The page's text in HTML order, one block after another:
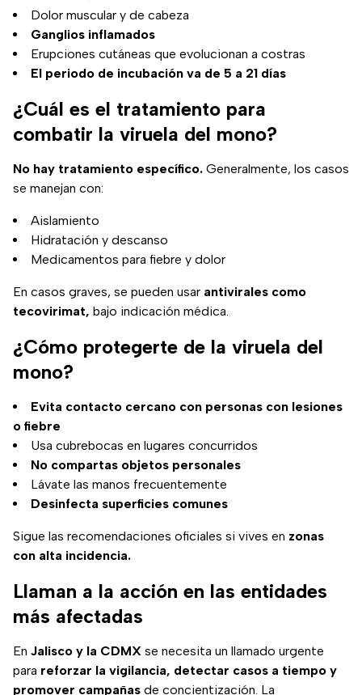
Dolor muscular y de cabeza
Ganglios inflamados
Erupciones cutáneas que evolucionan a costras
El periodo de incubación va de 5 a 21 días
¿Cuál es el tratamiento para
combatir la viruela del mono?
No hay tratamiento específico. Generalmente, los casos
se manejan con:
Aislamiento
Hidratación y descanso
Medicamentos para fiebre y dolor
En casos graves, se pueden usar antivirales como
tecovirimat, bajo indicación médica.
¿Cómo protegerte de la viruela del
mono?
Evita contacto cercano con personas con lesiones
o fiebre
Usa cubrebocas en lugares concurridos
No compartas objetos personales
Lávate las manos frecuentemente
Desinfecta superficies comunes
Sigue las recomendaciones oficiales si vives en zonas
con alta incidencia.
Llaman a la acción en las entidades
más afectadas
En Jalisco y la CDMX se necesita un llamado urgente
para reforzar la vigilancia, detectar casos a tiempo y
promover campañas de concientización. La